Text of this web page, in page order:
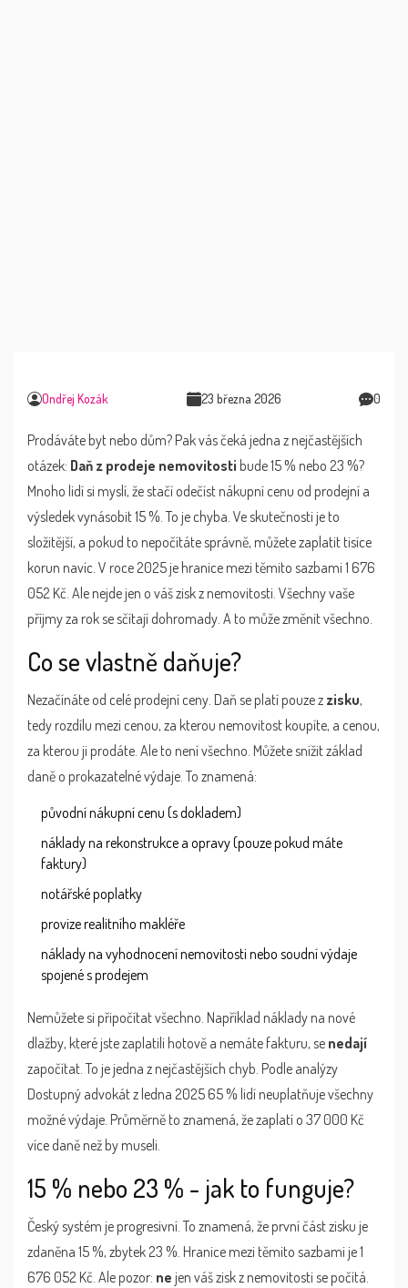
Ondřej Kozák 23 března 2026 0
Prodáváte byt nebo dům? Pak vás čeká jedna z nejčastějších
otázek: Daň z prodeje nemovitosti bude 15 % nebo 23 %?
Mnoho lidí si myslí, že stačí odečíst nákupní cenu od prodejní a
výsledek vynásobit 15 %. To je chyba. Ve skutečnosti je to
složitější, a pokud to nepočítáte správně, můžete zaplatit tisíce
korun navíc. V roce 2025 je hranice mezi těmito sazbami 1 676
052 Kč. Ale nejde jen o váš zisk z nemovitosti. Všechny vaše
příjmy za rok se sčítají dohromady. A to může změnit všechno.
Co se vlastně daňuje?
Nezačínáte od celé prodejní ceny. Daň se platí pouze z zisku,
tedy rozdílu mezi cenou, za kterou nemovitost koupíte, a cenou,
za kterou ji prodáte. Ale to není všechno. Můžete snížit základ
daně o prokazatelné výdaje. To znamená:
původní nákupní cenu (s dokladem)
náklady na rekonstrukce a opravy (pouze pokud máte
faktury)
notářské poplatky
provize realitního makléře
náklady na vyhodnocení nemovitosti nebo soudní výdaje
spojené s prodejem
Nemůžete si připočítat všechno. Například náklady na nové
dlažby, které jste zaplatili hotově a nemáte fakturu, se nedají
započítat. To je jedna z nejčastějších chyb. Podle analýzy
Dostupný advokát z ledna 2025 65 % lidí neuplatňuje všechny
možné výdaje. Průměrně to znamená, že zaplatí o 37 000 Kč
více daně než by museli.
15 % nebo 23 % - jak to funguje?
Český systém je progresivní. To znamená, že první část zisku je
zdaněna 15 %, zbytek 23 %. Hranice mezi těmito sazbami je 1
676 052 Kč. Ale pozor: ne jen váš zisk z nemovitosti se počítá.